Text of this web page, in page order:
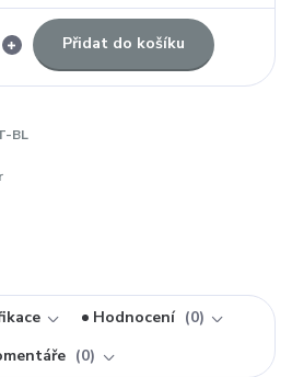
Přidat do košíku
BL
Hodnocení
0
0